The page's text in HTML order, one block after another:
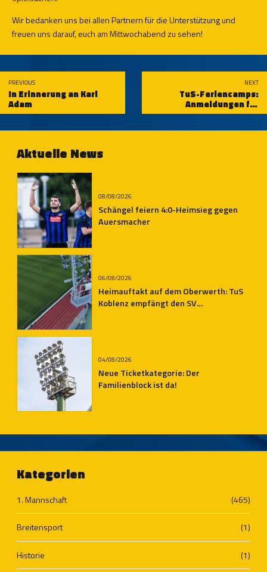
Wir bedanken uns bei allen Partnern für die Unterstützung und
freuen uns darauf, euch am Mittwochabend zu sehen!
PREVIOUS
In Erinnerung an Karl
Adam
NEXT
TuS-Feriencamps:
Anmeldungen für
2024 möglich
Aktuelle News
08/08/2026
Schängel feiern 4:0-Heimsieg gegen
Auersmacher
06/08/2026
Heimauftakt auf dem Oberwerth: TuS
Koblenz empfängt den SV
04/08/2026
Neue Ticketkategorie: Der
Familienblock ist da!
Kategorien
1. Mannschaft (465)
Breitensport (1)
Historie (1)